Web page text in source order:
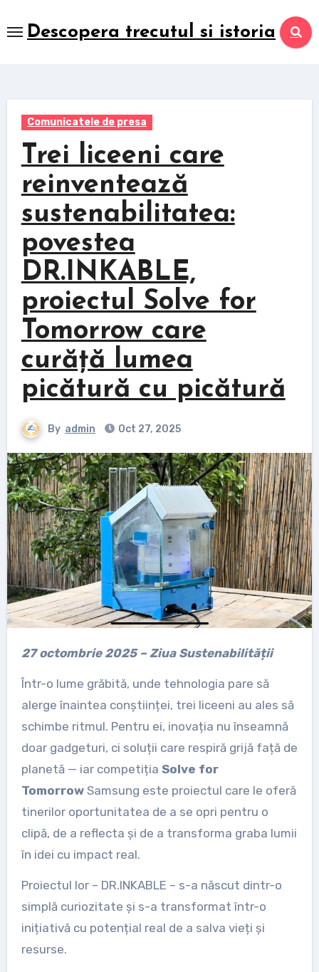
to
Descopera trecutul si istoria
Comunicatele de presa
Trei liceeni care
reinventează
sustenabilitatea:
povestea
DR.INKABLE,
proiectul Solve for
Tomorrow care
curăță lumea
picătură cu picătură
By admin Oct 27, 2025
27 octombrie 2025 – Ziua Sustenabilității
Într-o lume grăbită, unde tehnologia pare să
alerge înaintea conștiinței, trei liceeni au ales să
schimbe ritmul. Pentru ei, inovația nu înseamnă
doar gadgeturi, ci soluții care respiră grijă față de
planetă — iar competiția Solve for
TomorrowSamsung este proiectul care le oferă
tinerilor oportunitatea de a se opri pentru o
clipă, de a reflecta și de a transforma graba lumii
în idei cu impact real.
Proiectul lor – DR.INKABLE – s-a născut dintr-o
simplă curiozitate și s-a transformat într-o
inițiativă cu potențial real de a salva vieți și
resurse.